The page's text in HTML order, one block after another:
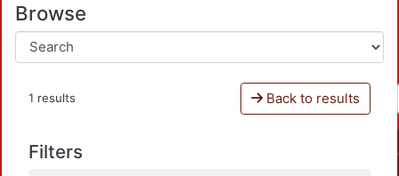
Browse
1 results Back to results
Filters